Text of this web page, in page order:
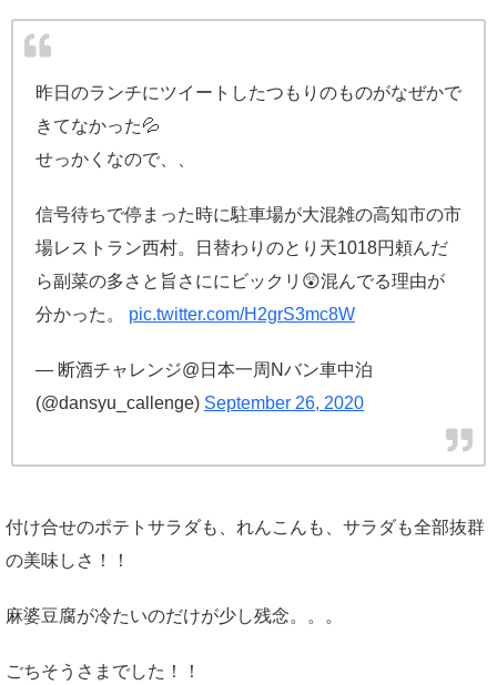
昨日のランチにツイートしたつもりのものがなぜかで
きてなかった💦
せっかくなので、、
信号待ちで停まった時に駐車場が大混雑の高知市の市
場レストラン西村。日替わりのとり天1018円頼んだ
ら副菜の多さと旨さににビックリ😲混んでる理由が
分かった。 pic.twitter.com/H2grS3mc8W
— 断酒チャレンジ@日本一周Nバン車中泊
(@dansyu_callenge) September 26, 2020
付け合せのポテトサラダも、れんこんも、サラダも全部抜群
の美味しさ！！
麻婆豆腐が冷たいのだけが少し残念。。。
ごちそうさまでした！！